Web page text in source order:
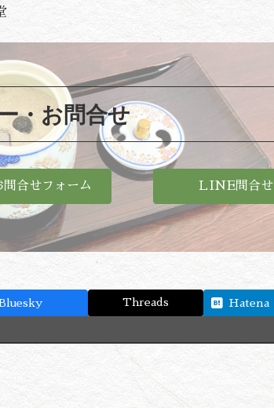
・お問合せ
問合せフォーム ＬINE問合せ
Threads Hatena